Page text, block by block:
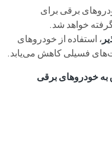
برقی برای
خواهد شد.
، استفاده از خودروهای
فسیلی کاهش می‌یابد.
برق به خودروهای برقی